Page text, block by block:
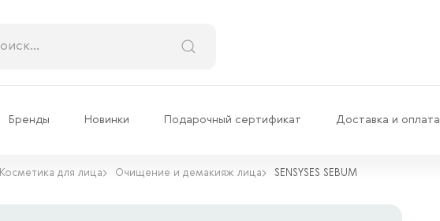
Бренды Новинки Подарочный сертификат Доставка и оплата
Косметика для лица Очищение и демакияж лица SENSYSES SEBUM